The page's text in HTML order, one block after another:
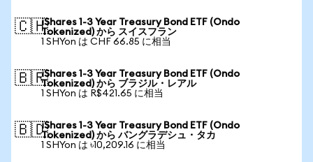
🇨🇭iShares 1-3 Year Treasury Bond ETF (Ondo
Tokenized) から スイスフラン
1 SHYon は CHF 66.85 に相当
🇧🇷iShares 1-3 Year Treasury Bond ETF (Ondo
Tokenized) から ブラジル・レアル
1 SHYon は R$421.65 に相当
🇧🇩iShares 1-3 Year Treasury Bond ETF (Ondo
Tokenized) から バングラデシュ・タカ
1 SHYon は ৳10,209.16 に相当